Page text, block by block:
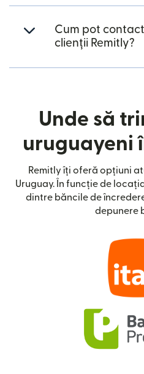
Cum pot
clienții Remitly?
Unde să
uruguayeni
Remitly îți oferă opțiuni
Uruguay. În funcție de
dintre băncile de
depunere